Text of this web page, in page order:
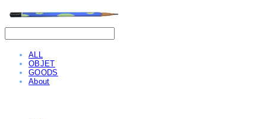
ALL
OBJET
GOODS
About